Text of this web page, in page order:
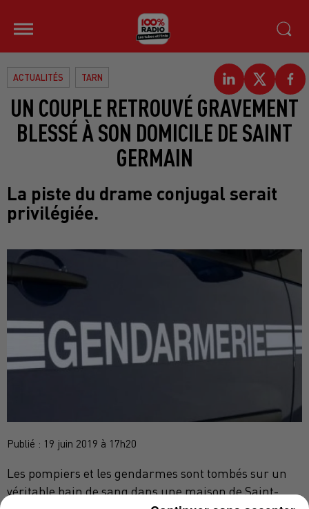
ACTUALITÉS TARN
UN COUPLE RETROUVÉ GRAVEMENT
BLESSÉ À SON DOMICILE DE SAINT
GERMAIN
La piste du drame conjugal serait
privilégiée.
Publié : 19 juin 2019 à 17h20
Les pompiers et les gendarmes sont tombés sur un
véritable bain de sang dans une maison de Saint-